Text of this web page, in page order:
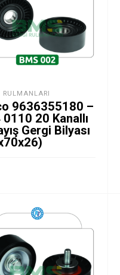
RULMANLARI
9636355180 –
20 Kanallı
Gergi Bilyası